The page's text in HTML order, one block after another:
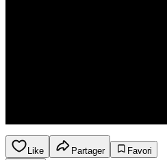
Like Partager
Favori